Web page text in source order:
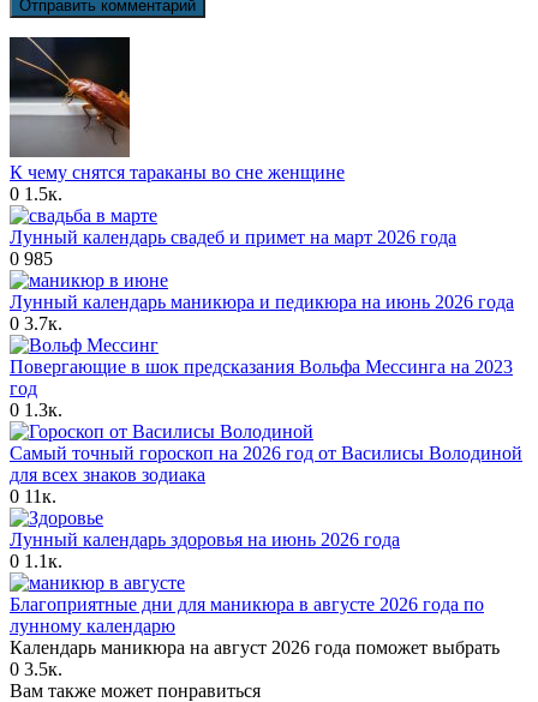
К чему снятся тараканы во сне женщине
0 1.5к.
Лунный календарь свадеб и примет на март 2026 года
0 985
Лунный календарь маникюра и педикюра на июнь 2026 года
0 3.7к.
Повергающие в шок предсказания Вольфа Мессинга на 2023
год
0 1.3к.
Самый точный гороскоп на 2026 год от Василисы Володиной
для всех знаков зодиака
0 11к.
Лунный календарь здоровья на июнь 2026 года
0 1.1к.
Благоприятные дни для маникюра в августе 2026 года по
лунному календарю
Календарь маникюра на август 2026 года поможет выбрать
0 3.5к.
Вам также может понравиться